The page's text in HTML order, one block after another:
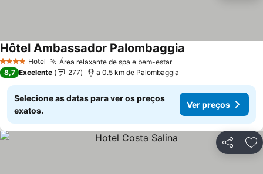
4 EstrelasHotel Área relaxante de spa e bem-estarVer preços
Hôtel Ambassador Palombaggia
8,7 Excelente 277 a 0.5 km de Palombaggia
Selecione as datas para ver os preços
exatos.
Ver preços
Partilhar